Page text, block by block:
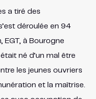
a tiré des
déroulée en 94
EGT, à Bourogne
né d’un mal être
les jeunes ouvriers
et la maîtrise.